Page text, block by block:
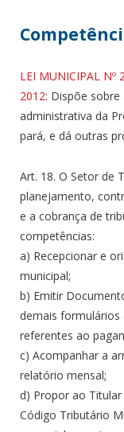
LEI MUNICIPAL Nº
2012: Dispõe
administrativa da
pará, e dá outras
Art. 18. O Setor de
planejamento,
e a cobrança de
competências:
a) Recepcionar e
municipal;
b) Emitir
demais formulários
referentes ao
c) Acompanhar a
relatório mensal;
d) Propor ao Titular
Código Tributário